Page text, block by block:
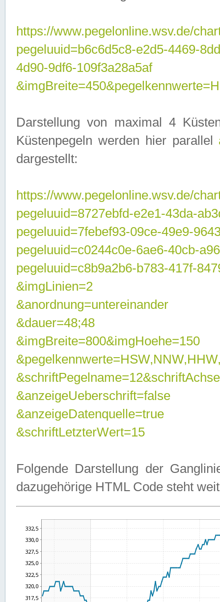
https://www.pegelonline.wsv.de/
pegeluuid=b6c6d5c8-e2d5-4469-
4d90-9df6-109f3a28a5af
Darstellung von maximal 4
Küstenpegeln werden hier parallel
dargestellt:
https://www.pegelonline.wsv.de/
pegeluuid=8727ebfd-e2e1-43da-
pegeluuid=7febef93-09ce-49e9-
pegeluuid=c0244c0e-6ae6-40cb-
pegeluuid=c8b9a2b6-b783-417f-
&imgLinien=2
&anordnung=untereinander
&dauer=48;48
&imgBreite=800&imgHoehe=150
&anzeigeUeberschrift=false
&anzeigeDatenquelle=true
&schriftLetzterWert=15
Folgende Darstellung der
dazugehörige HTML Code steht